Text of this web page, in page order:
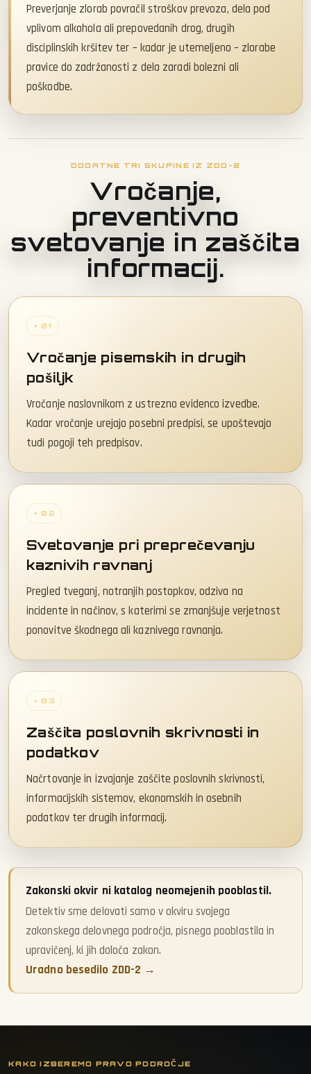
Preverjanje zlorab povračil stroškov prevoza, dela pod
vplivom alkohola ali prepovedanih drog, drugih
disciplinskih kršitev ter – kadar je utemeljeno – zlorabe
pravice do zadržanosti z dela zaradi bolezni ali
poškodbe.
DODATNE TRI SKUPINE IZ ZDD-2
Vročanje,
preventivno
svetovanje in zaščita
informacij.
+ 01
Vročanje pisemskih in drugih
pošiljk
Vročanje naslovnikom z ustrezno evidenco izvedbe.
Kadar vročanje urejajo posebni predpisi, se upoštevajo
tudi pogoji teh predpisov.
+ 02
Svetovanje pri preprečevanju
kaznivih ravnanj
Pregled tveganj, notranjih postopkov, odziva na
incidente in načinov, s katerimi se zmanjšuje verjetnost
ponovitve škodnega ali kaznivega ravnanja.
+ 03
Zaščita poslovnih skrivnosti in
podatkov
Načrtovanje in izvajanje zaščite poslovnih skrivnosti,
informacijskih sistemov, ekonomskih in osebnih
podatkov ter drugih informacij.
Zakonski okvir ni katalog neomejenih pooblastil.
Detektiv sme delovati samo v okviru svojega
zakonskega delovnega področja, pisnega pooblastila in
upravičenj, ki jih določa zakon.
Uradno besedilo ZDD-2 →
KAKO IZBEREMO PRAVO PODROČJE